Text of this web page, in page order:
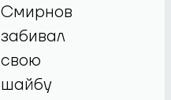
Смирнов
забивал
свою
шайбу